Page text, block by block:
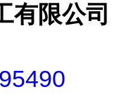
有限公司